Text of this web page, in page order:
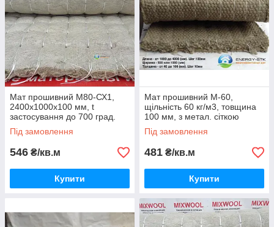
Мат прошивний М80-СХ1,
2400х1000х100 мм, t
застосування до 700 град.
Під замовлення
546 ₴/кв.м
Купити
Мат прошивний М-60,
щільність 60 кг/м3, товщина
100 мм, з метал. сіткою
Ман'є
Під замовлення
481 ₴/кв.м
Купити